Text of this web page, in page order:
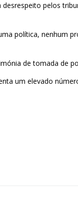
pelos
política, nenhum
de tomada de
um elevado